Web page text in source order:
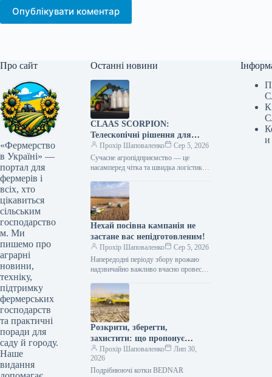
Опублікувати коментар
Про сайт
«Фермерство
в Україні» —
портал для
фермерів і
всіх, хто
цікавиться
сільським
господарство
м. Ми
пишемо про
аграрні
новини,
техніку,
підтримку
фермерських
господарств
та практичні
поради для
саду й городу.
Наше
видання
Останні новини
CLAAS SCORPION:
Телескопічні рішення для
ефективного агрологістичного
менеджменту
Прохір Шаповаленко
Сер 5, 2026
Сучасне агропідприємство — це
насамперед чітка та швидка логістика.
тисяч тонн зерна, робота з
біогазовими…
Нехай посівна кампанія не
застане вас непідготовленим!
Прохір Шаповаленко
Сер 5, 2026
Напередодні періоду збору врожаю
надзвичайно важливо вчасно провести
виконати всі процедури планового
технічного
обслуговування.Оптимальним
вибором є…
Розкрити, зберегти,
захистити: що пропонує
обробка рослинних залишків
котками BEDNAR TILLCUT
Прохір Шаповаленко
Лип 30,
2026
Подрібнюючі котки BEDNAR
и